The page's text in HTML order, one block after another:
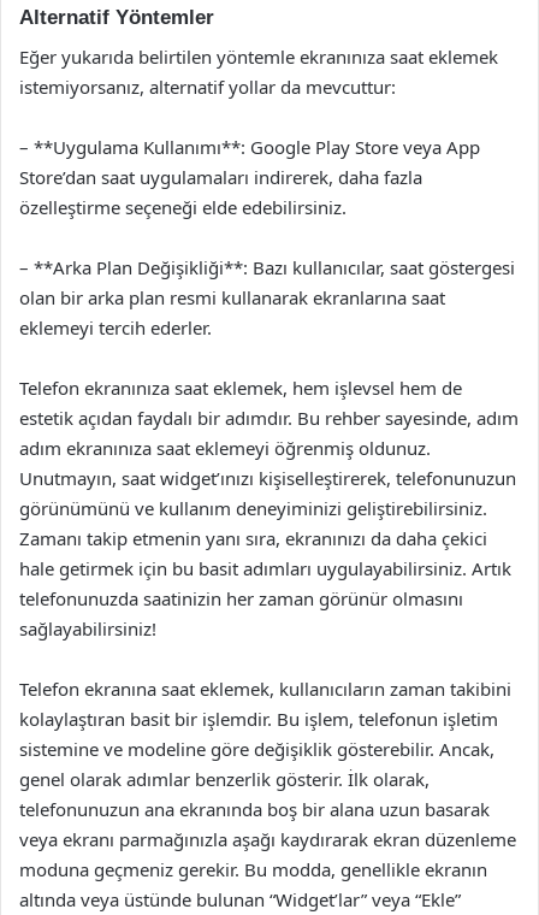
Alternatif Yöntemler
Eğer yukarıda belirtilen yöntemle ekranınıza saat eklemek
istemiyorsanız, alternatif yollar da mevcuttur:
– **Uygulama Kullanımı**: Google Play Store veya App
Store’dan saat uygulamaları indirerek, daha fazla
özelleştirme seçeneği elde edebilirsiniz.
– **Arka Plan Değişikliği**: Bazı kullanıcılar, saat göstergesi
olan bir arka plan resmi kullanarak ekranlarına saat
eklemeyi tercih ederler.
Telefon ekranınıza saat eklemek, hem işlevsel hem de
estetik açıdan faydalı bir adımdır. Bu rehber sayesinde, adım
adım ekranınıza saat eklemeyi öğrenmiş oldunuz.
Unutmayın, saat widget’ınızı kişiselleştirerek, telefonunuzun
görünümünü ve kullanım deneyiminizi geliştirebilirsiniz.
Zamanı takip etmenin yanı sıra, ekranınızı da daha çekici
hale getirmek için bu basit adımları uygulayabilirsiniz. Artık
telefonunuzda saatinizin her zaman görünür olmasını
sağlayabilirsiniz!
Telefon ekranına saat eklemek, kullanıcıların zaman takibini
kolaylaştıran basit bir işlemdir. Bu işlem, telefonun işletim
sistemine ve modeline göre değişiklik gösterebilir. Ancak,
genel olarak adımlar benzerlik gösterir. İlk olarak,
telefonunuzun ana ekranında boş bir alana uzun basarak
veya ekranı parmağınızla aşağı kaydırarak ekran düzenleme
moduna geçmeniz gerekir. Bu modda, genellikle ekranın
altında veya üstünde bulunan “Widget’lar” veya “Ekle”